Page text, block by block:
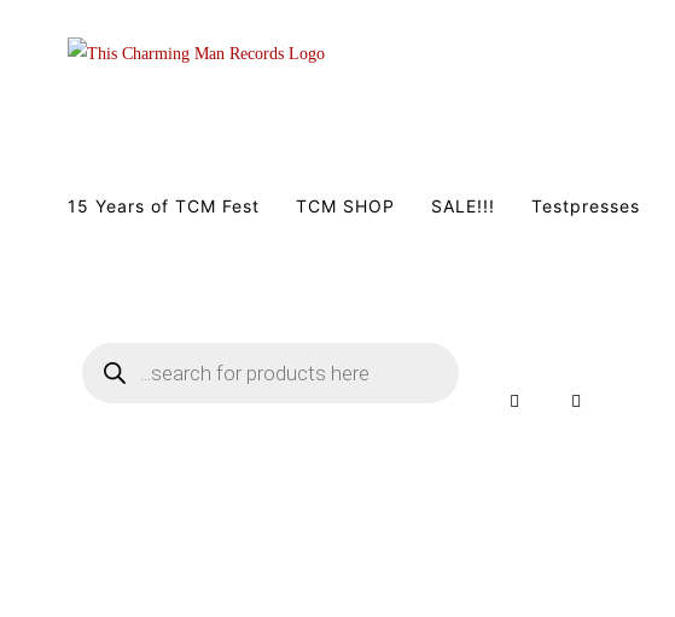
15 Years of TCM Fest TCM SHOP SALE!!! Testpresses
search